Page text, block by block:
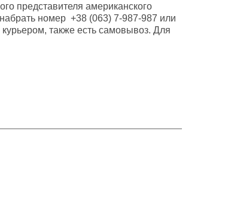
представителя американского
номер +38 (063) 7-987-987 или
также есть самовывоз. Для